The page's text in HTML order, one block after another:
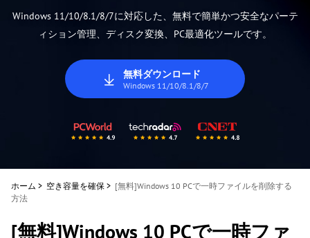
Windows 11/10/8.1/8/7に対応した、無料で簡単かつ安全なパーテ
ィション管理、ディスク変換、PC最適化ツールです。
無料ダウンロード
Windows 11/10/8.1/8/7
ホーム > 空き容量を確保 > [無料]Windows 10 PCで一時ファイルを削除する
方法
[無料]Windows 10 PCで一時ファ